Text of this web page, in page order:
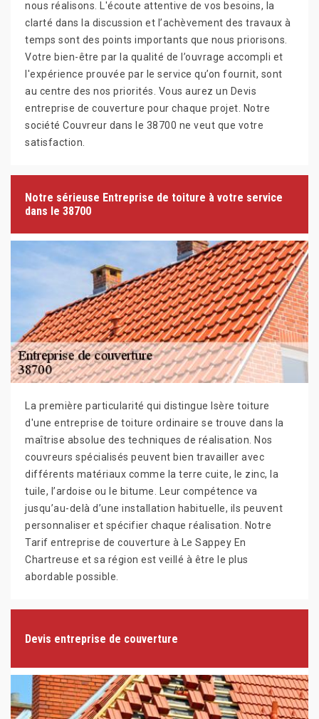
nous réalisons. L'écoute attentive de vos besoins, la
clarté dans la discussion et l’achèvement des travaux à
temps sont des points importants que nous priorisons.
Votre bien-être par la qualité de l’ouvrage accompli et
l'expérience prouvée par le service qu’on fournit, sont
au centre des nos priorités. Vous aurez un Devis
entreprise de couverture pour chaque projet. Notre
société Couvreur dans le 38700 ne veut que votre
satisfaction.
Notre sérieuse Entreprise de toiture à votre service
dans le 38700
La première particularité qui distingue Isère toiture
d'une entreprise de toiture ordinaire se trouve dans la
maîtrise absolue des techniques de réalisation. Nos
couvreurs spécialisés peuvent bien travailler avec
différents matériaux comme la terre cuite, le zinc, la
tuile, l’ardoise ou le bitume. Leur compétence va
jusqu’au-delà d’une installation habituelle, ils peuvent
personnaliser et spécifier chaque réalisation. Notre
Tarif entreprise de couverture à Le Sappey En
Chartreuse et sa région est veillé à être le plus
abordable possible.
Devis entreprise de couverture